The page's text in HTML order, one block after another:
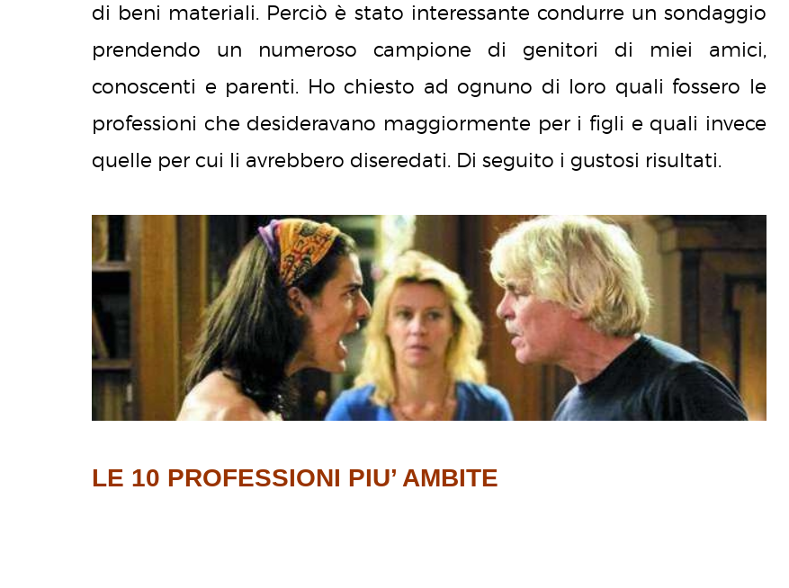
di beni materiali. Perciò è stato interessante condurre un sondaggio
prendendo un numeroso campione di genitori di miei amici,
conoscenti e parenti. Ho chiesto ad ognuno di loro quali fossero le
professioni che desideravano maggiormente per i figli e quali invece
quelle per cui li avrebbero diseredati. Di seguito i gustosi risultati.
LE 10 PROFESSIONI PIU’ AMBITE